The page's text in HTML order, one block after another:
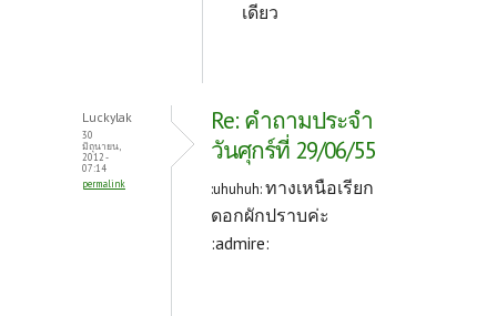
เดียว
Luckylak
30
มิถุนายน,
2012 -
07:14
permalink
Re: คำถามประจำ
วันศุกร์ที่ 29/06/55
:uhuhuh:ทางเหนือเรียก
ดอกผักปราบค่ะ
:admire: